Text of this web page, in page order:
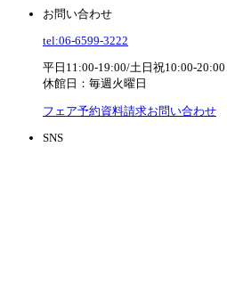
お問い合わせ
tel:06-6599-3222
平日11:00-19:00/土日祝10:00-20:00
休館日：毎週火曜日
フェア予約資料請求お問い合わせ
SNS